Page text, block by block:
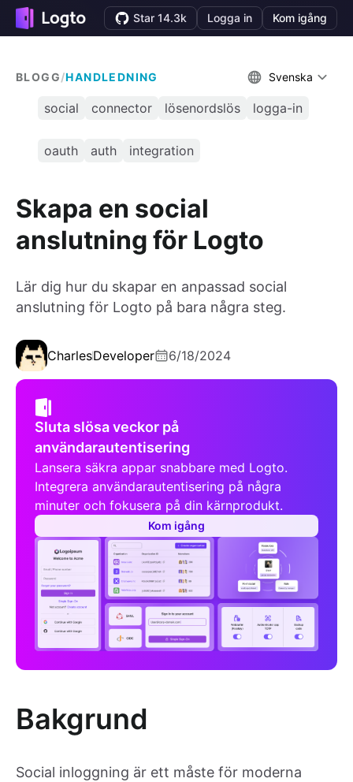
Star 14.3k Logga in Kom igång
BLOGG/HANDLEDNING Svenska
social connector lösenordslös logga-in
oauth auth integration
Skapa en social
anslutning för Logto
Lär dig hur du skapar en anpassad social
anslutning för Logto på bara några steg.
CharlesDeveloper 6/18/2024
Sluta slösa veckor på
användarautentisering
Lansera säkra appar snabbare med Logto.
Integrera användarautentisering på några
minuter och fokusera på din kärnprodukt.
Kom igång
Bakgrund
Social inloggning är ett måste för moderna